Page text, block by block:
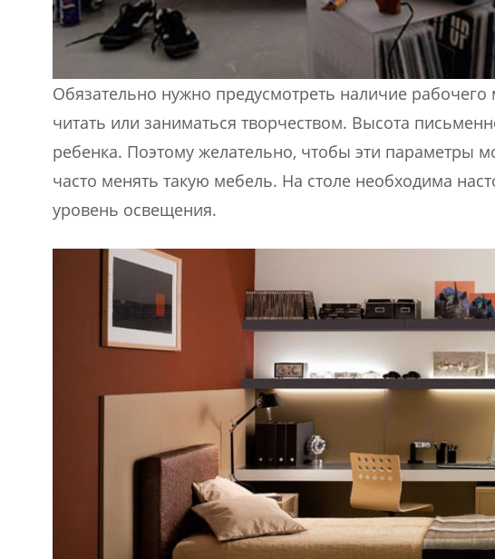
Обязательно нужно предусмотреть наличие рабочего
читать или заниматься творчеством. Высота
ребенка. Поэтому желательно, чтобы эти параметры
часто менять такую мебель. На столе необходима
уровень освещения.